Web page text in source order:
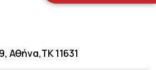
Αθήνα,ΤΚ 11631